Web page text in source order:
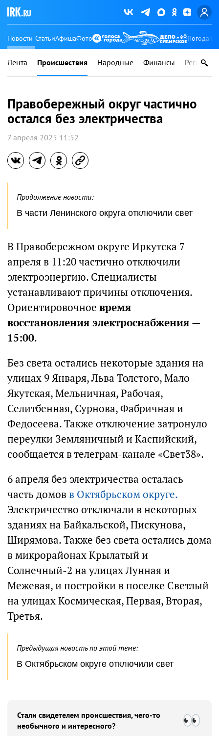
Новости СтатьиАфишаФото Погода
Лента Происшествия Народные Финансы Регионы
Правобережный округ частично
остался без электричества
7 апреля 2025 11:52
Продолжение новости:
В части Ленинского округа отключили свет
В Правобережном округе Иркутска 7
апреля в 11:20 частично отключили
электроэнергию. Специалисты
устанавливают причины отключения.
Ориентировочное время
восстановления электроснабжения —
15:00.
Без света остались некоторые здания на
улицах 9 Января, Льва Толстого, Мало-
Якутская, Мельничная, Рабочая,
Селитбенная, Сурнова, Фабричная и
Федосеева. Также отключение затронуло
переулки Земляничный и Каспийский,
сообщается в телеграм-канале «Свет38».
6 апреля без электричества осталась
часть домов в Октябрьском округе.
Электричество отключали в некоторых
зданиях на Байкальской, Пискунова,
Ширямова. Также без света остались дома
в микрорайонах Крылатый и
Солнечный-2 на улицах Лунная и
Межевая, и постройки в поселке Светлый
на улицах Космическая, Первая, Вторая,
Третья.
Предыдущая новость по этой теме:
В Октябрьском округе отключили свет
Стали свидетелем происшествия, чего-то
необычного и интересного?